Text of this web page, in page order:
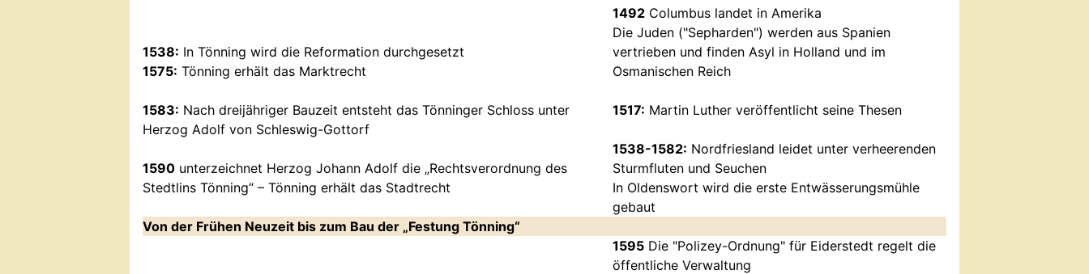
1538: In Tönning wird die Reformation durchgesetzt
1575: Tönning erhält das Marktrecht
1583: Nach dreijähriger Bauzeit entsteht das Tönninger Schloss unter
Herzog Adolf von Schleswig-Gottorf
1590 unterzeichnet Herzog Johann Adolf die „Rechtsverordnung des
Stedtlins Tönning“ – Tönning erhält das Stadtrecht
1492 Columbus landet in Amerika
Die Juden ("Sepharden") werden aus Spanien
vertrieben und finden Asyl in Holland und im
Osmanischen Reich
1517: Martin Luther veröffentlicht seine Thesen
1538-1582: Nordfriesland leidet unter verheerenden
Sturmfluten und Seuchen
In Oldenswort wird die erste Entwässerungsmühle
gebaut
Von der Frühen Neuzeit bis zum Bau der „Festung Tönning“
1595 Die "Polizey-Ordnung" für Eiderstedt regelt die
öffentliche Verwaltung